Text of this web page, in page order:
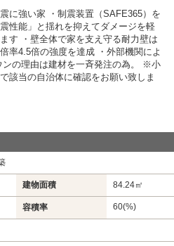
に強い家 ・制震装置（SAFE365）を
性能」と揺れを抑えてダメージを軽
す ・壁全体で家を支え守る耐力壁は
率4.5倍の強度を達成 ・外部機関によ
ンの理由は建材を一斉発注の為。 ※小
該当の自治体に確認をお願い致しま
建物面積 84.24㎡
容積率 60(%)